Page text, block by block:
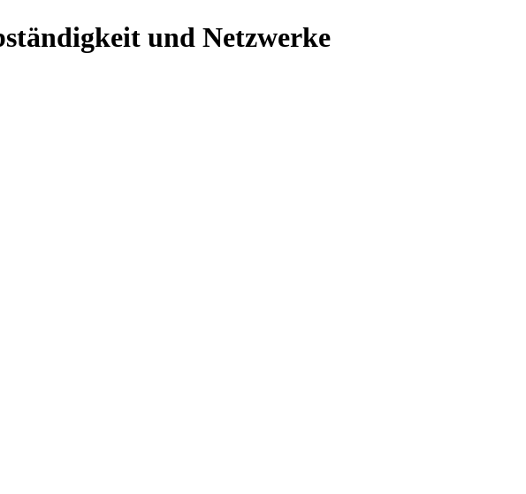
und Netzwerke